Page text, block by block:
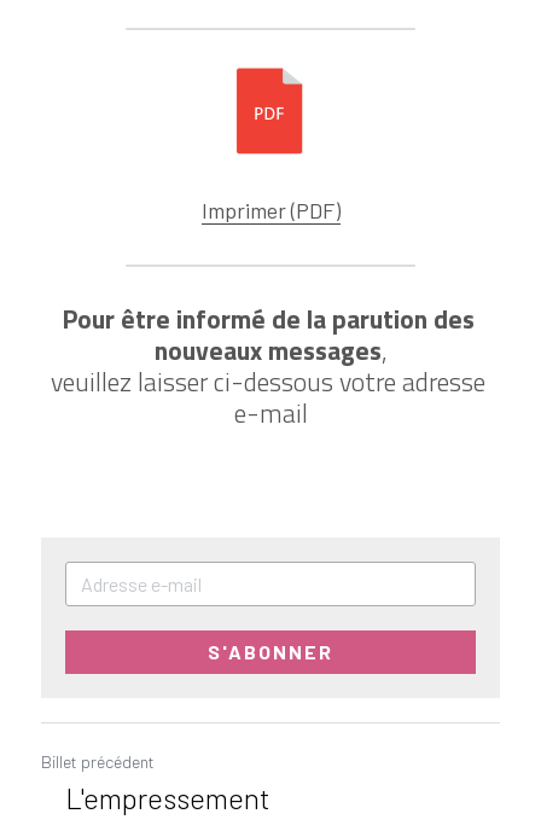
Imprimer (PDF)
Pour être informé de la parution des
nouveaux messages,
veuillez laisser ci-dessous votre adresse
e-mail
S'ABONNER
Billet précédent
L'empressement